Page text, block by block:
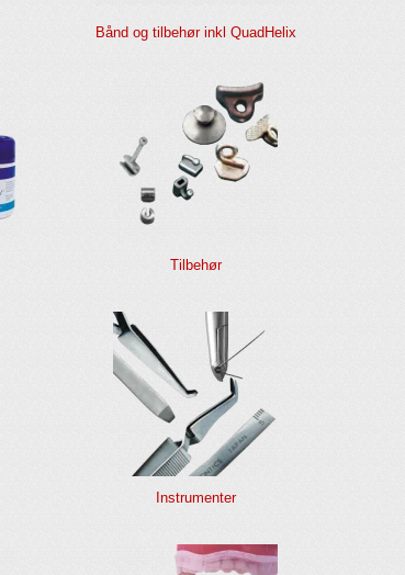
Bånd og tilbehør inkl QuadHelix
Tilbehør
Instrumenter